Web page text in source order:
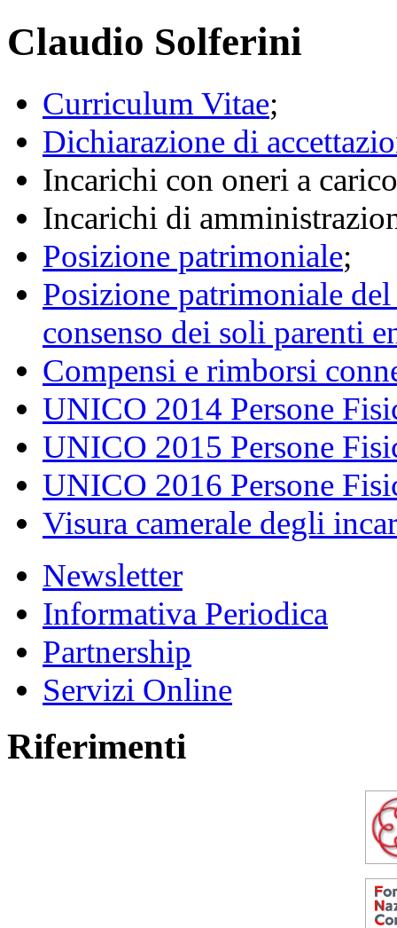
Claudio Solferini
Curriculum Vitae;
Dichiarazione di
Incarichi con oneri a
Incarichi di
Posizione patrimoniale;
Posizione patrimoniale
consenso dei soli parenti
Compensi e rimborsi
UNICO 2014 Persone
UNICO 2015 Persone
UNICO 2016 Persone
Visura camerale degli
Newsletter
Informativa Periodica
Partnership
Servizi Online
Riferimenti